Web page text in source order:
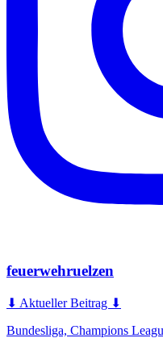
feuerwehruelzen
⬇ Aktueller Beitrag ⬇
Bundesliga, Champions